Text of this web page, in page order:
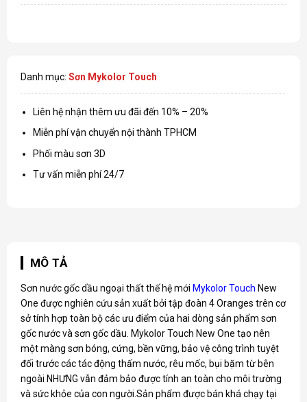
Danh mục: Sơn Mykolor Touch
Liên hệ nhận thêm ưu đãi đến 10% – 20%
Miễn phí vận chuyển nội thành TPHCM
Phối màu sơn 3D
Tư vấn miễn phí 24/7
MÔ TẢ
Sơn nước gốc dầu ngoại thất thế hệ mới Mykolor Touch New
One được nghiên cứu sản xuất bởi tập đoàn 4 Oranges trên cơ
sở tính hợp toàn bộ các ưu điểm của hai dòng sản phẩm sơn
gốc nước và sơn gốc dầu. Mykolor Touch New One tạo nên
một màng sơn bóng, cứng, bền vững, bảo vệ công trình tuyệt
đối trước các tác động thấm nước, rêu mốc, bụi bặm từ bên
ngoài NHƯNG vẫn đảm bảo được tính an toàn cho môi trường
và sức khỏe của con người.Sản phẩm được bán khá chạy tại